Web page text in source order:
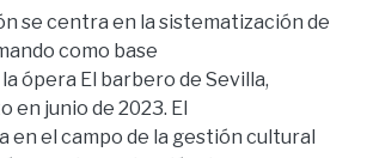
se centra en la sistematización de
como base
ópera El barbero de Sevilla,
en junio de 2023. El
en el campo de la gestión cultural